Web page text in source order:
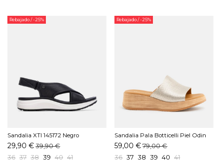
Rebajado/ -25%
Sandalia XTI 145172 Negro
29,90 €39,90 €
36 37 38 39 40 41
Rebajado/ -25%
Sandalia Pala Botticelli Piel Odin
Platino
59,00 € 79,00 €
36 37 38 39 40 41